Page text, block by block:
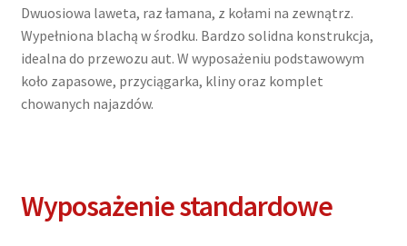
środku,
DMC
3000kg
koła
195/50R13C
Dwuosiowa laweta, raz łamana, z kołami na zewnątrz.
Wypełniona blachą w środku. Bardzo solidna konstrukcja,
idealna do przewozu aut. W wyposażeniu podstawowym
koło zapasowe, przyciągarka, kliny oraz komplet
chowanych najazdów.
Wyposażenie standardowe